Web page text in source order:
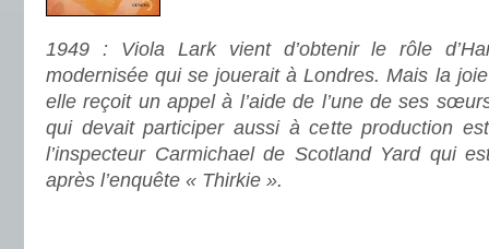
1949 : Viola Lark vient d’obtenir le rôle
modernisée qui se jouerait à Londres. Mais la
elle reçoit un appel à l’aide de l’une de ses
qui devait participer aussi à cette production
l’inspecteur Carmichael de Scotland Yard qui
après l’enquête « Thirkie ».